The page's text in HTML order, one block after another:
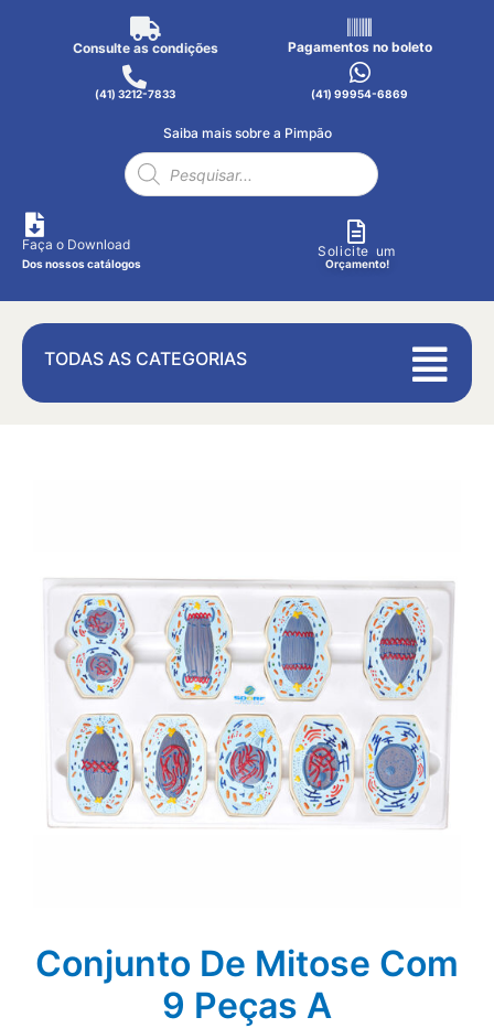
Consulte as condições Pagamentos no boleto
(41) 3212-7833 (41) 99954-6869
Saiba mais sobre a Pimpão
Faça o Download
Dos nossos catálogos
Solicite um
Orçamento!
TODAS AS CATEGORIAS
Conjunto De Mitose Com
9 Peças A